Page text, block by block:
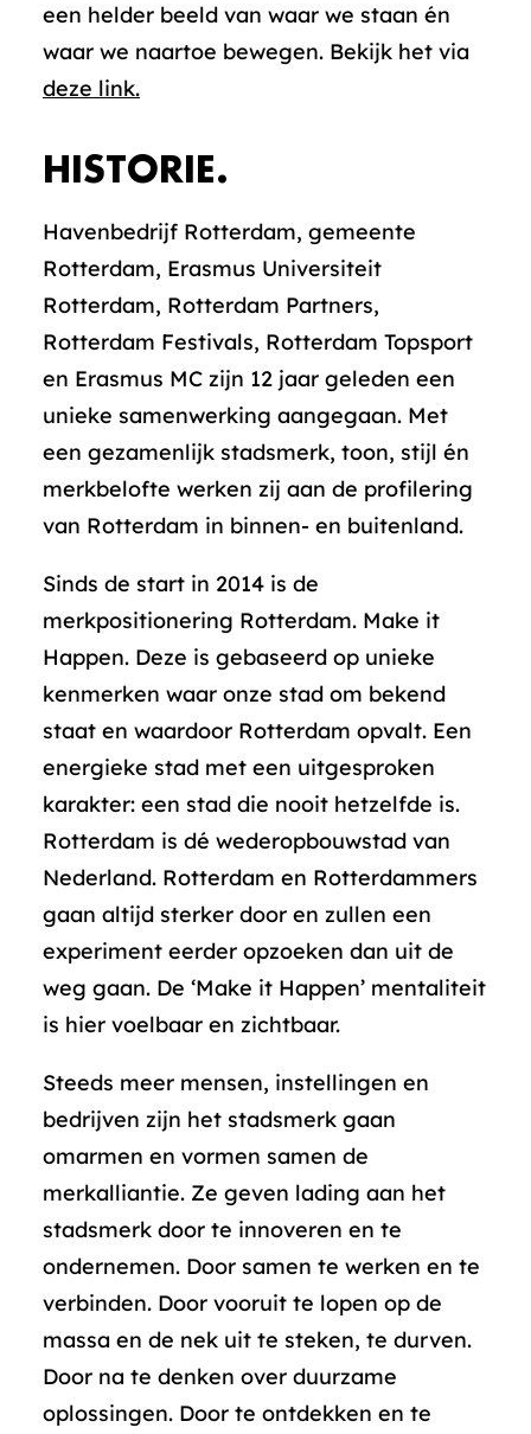
een helder beeld van waar we staan én
waar we naartoe bewegen. Bekijk het via
deze link.
HISTORIE.
Havenbedrijf Rotterdam, gemeente
Rotterdam, Erasmus Universiteit
Rotterdam, Rotterdam Partners,
Rotterdam Festivals, Rotterdam Topsport
en Erasmus MC zijn 12 jaar geleden een
unieke samenwerking aangegaan. Met
een gezamenlijk stadsmerk, toon, stijl én
merkbelofte werken zij aan de profilering
van Rotterdam in binnen- en buitenland.
Sinds de start in 2014 is de
merkpositionering Rotterdam. Make it
Happen. Deze is gebaseerd op unieke
kenmerken waar onze stad om bekend
staat en waardoor Rotterdam opvalt. Een
energieke stad met een uitgesproken
karakter: een stad die nooit hetzelfde is.
Rotterdam is dé wederopbouwstad van
Nederland. Rotterdam en Rotterdammers
gaan altijd sterker door en zullen een
experiment eerder opzoeken dan uit de
weg gaan. De ‘Make it Happen’ mentaliteit
is hier voelbaar en zichtbaar.
Steeds meer mensen, instellingen en
bedrijven zijn het stadsmerk gaan
omarmen en vormen samen de
merkalliantie. Ze geven lading aan het
stadsmerk door te innoveren en te
ondernemen. Door samen te werken en te
verbinden. Door vooruit te lopen op de
massa en de nek uit te steken, te durven.
Door na te denken over duurzame
oplossingen. Door te ontdekken en te